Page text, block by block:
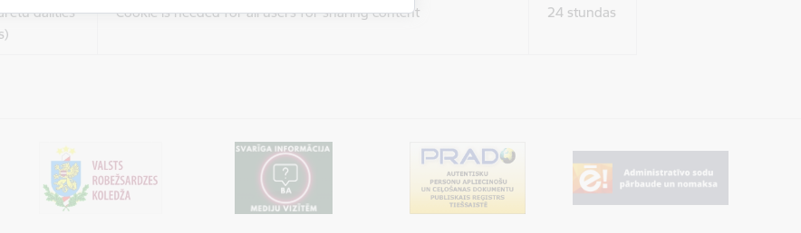
dalīties
Cookie is needed for all users for sharing content 24 stundas